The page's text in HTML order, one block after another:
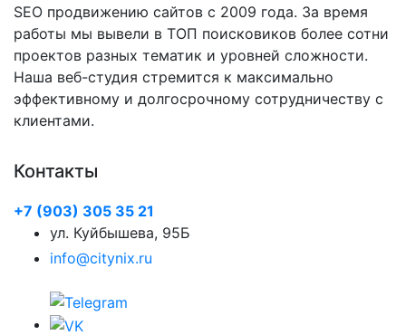
SEO продвижению сайтов с 2009 года. За время
работы мы вывели в ТОП поисковиков более сотни
проектов разных тематик и уровней сложности.
Наша веб-студия стремится к максимально
эффективному и долгосрочному сотрудничеству с
клиентами.
Контакты
+7 (903) 305 35 21
ул. Куйбышева, 95Б
info@citynix.ru